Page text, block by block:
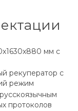
мм с
рекуператор с
режим
протоколов